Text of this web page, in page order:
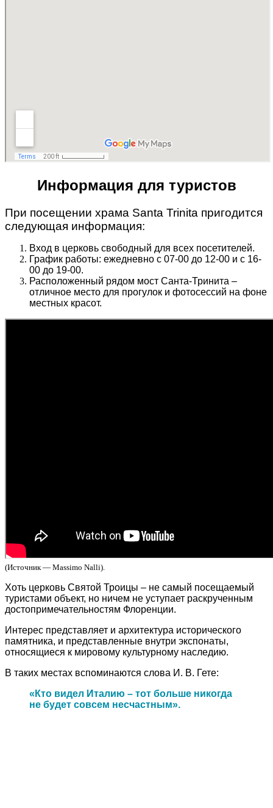
Информация для туристов
При посещении храма Santa Trinita пригодится
следующая информация:
Вход в церковь свободный для всех посетителей.
График работы: ежедневно с 07-00 до 12-00 и с 16-
00 до 19-00.
Расположенный рядом мост Санта-Тринита –
отличное место для прогулок и фотосессий на фоне
местных красот.
(Источник — Massimo Nalli).
Хоть церковь Святой Троицы – не самый посещаемый
туристами объект, но ничем не уступает раскрученным
достопримечательностям Флоренции.
Интерес представляет и архитектура исторического
памятника, и представленные внутри экспонаты,
относящиеся к мировому культурному наследию.
В таких местах вспоминаются слова И. В. Гете:
«Кто видел Италию – тот больше никогда
не будет совсем несчастным».